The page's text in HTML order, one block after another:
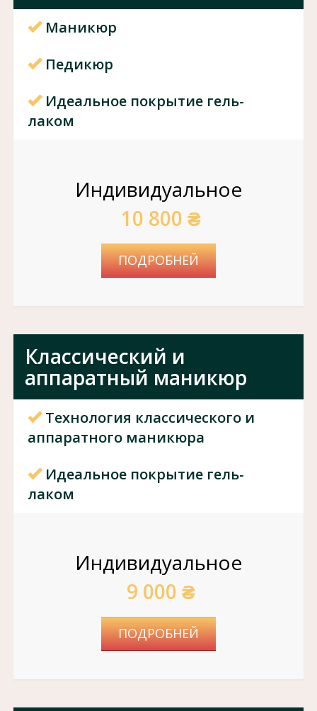
Маникюр
Педикюр
Идеальное покрытие гель-
лаком
Индивидуальное
10 800 ₴
ПОДРОБНЕЙ
Классический и
аппаратный маникюр
Технология классического и
аппаратного маникюра
Идеальное покрытие гель-
лаком
Индивидуальное
9 000 ₴
ПОДРОБНЕЙ